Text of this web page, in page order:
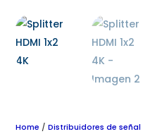
Home /Distribuidores de señal